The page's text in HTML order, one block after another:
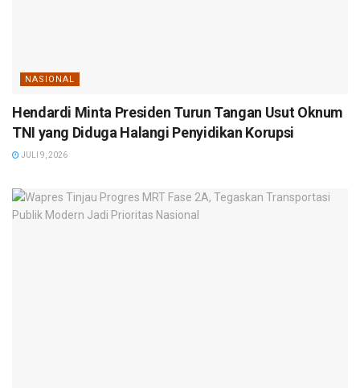
NASIONAL
Hendardi Minta Presiden Turun Tangan Usut Oknum
TNI yang Diduga Halangi Penyidikan Korupsi
JULI 9, 2026